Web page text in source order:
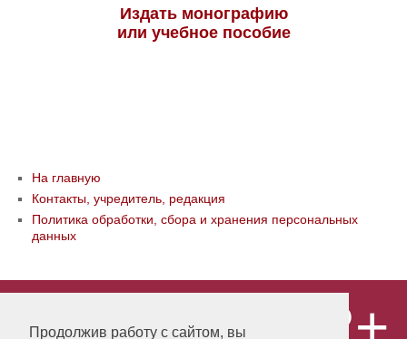
Продолжив работу с сайтом, вы
Издать монографию
или учебное пособие
На главную
Контакты, учредитель, редакция
Политика обработки, сбора и хранения персональных
данных
«Publishing company «World of science»,